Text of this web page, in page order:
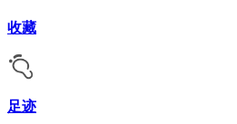
收藏
足迹